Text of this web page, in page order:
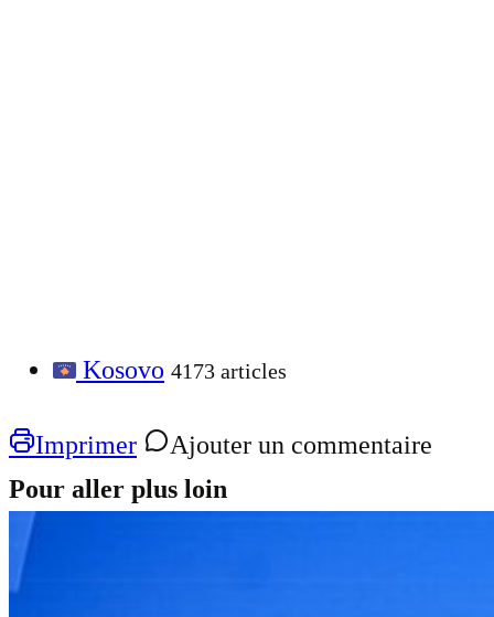
Kosovo 4173 articles
Imprimer
Ajouter un commentaire
Pour aller plus loin